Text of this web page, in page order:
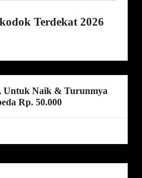
Terdekat 2026
Untuk Naik & Turunmya
Rp. 50.000